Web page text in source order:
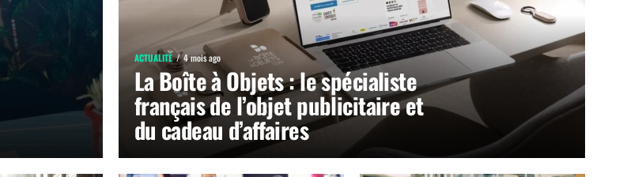
ACTUALITÉ 4 mois ago
La Boîte à Objets : le spécialiste
français de l’objet publicitaire et
du cadeau d’affaires